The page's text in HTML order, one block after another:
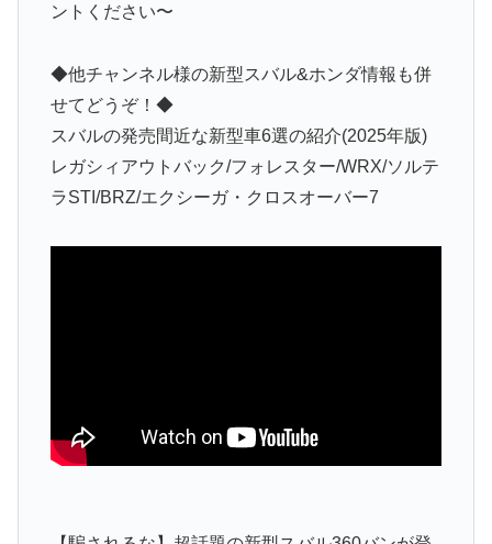
ントください〜
◆他チャンネル様の新型スバル&ホンダ情報も併
せてどうぞ！◆
スバルの発売間近な新型車6選の紹介(2025年版)
レガシィアウトバック/フォレスター/WRX/ソルテ
ラSTI/BRZ/エクシーガ・クロスオーバー7